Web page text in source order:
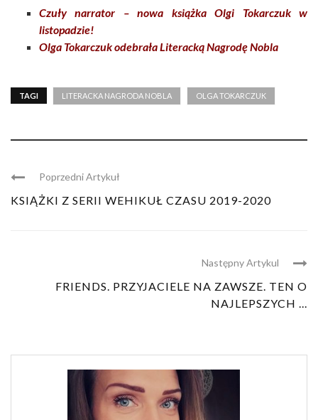
Czuły narrator – nowa książka Olgi Tokarczuk w
listopadzie!
Olga Tokarczuk odebrała Literacką Nagrodę Nobla
TAGI LITERACKA NAGRODA NOBLA OLGA TOKARCZUK
Poprzedni Artykuł
KSIĄŻKI Z SERII WEHIKUŁ CZASU 2019-2020
Następny Artykul
FRIENDS. PRZYJACIELE NA ZAWSZE. TEN O
NAJLEPSZYCH ...